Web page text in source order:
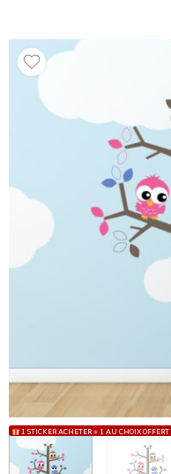
1 STICKER ACHETER = 1 AU CHOIX OFFERT !